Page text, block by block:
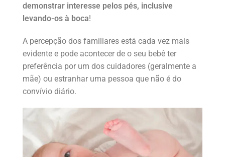
demonstrar interesse pelos pés, inclusive
levando-os à boca!
A percepção dos familiares está cada vez mais
evidente e pode acontecer de o seu bebê ter
preferência por um dos cuidadores (geralmente a
mãe) ou estranhar uma pessoa que não é do
convívio diário.